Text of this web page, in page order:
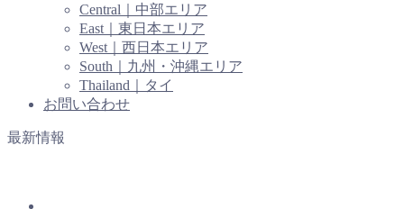
Central｜中部エリア
East｜東日本エリア
West｜西日本エリア
South｜九州・沖縄エリア
Thailand｜タイ
お問い合わせ
最新情報